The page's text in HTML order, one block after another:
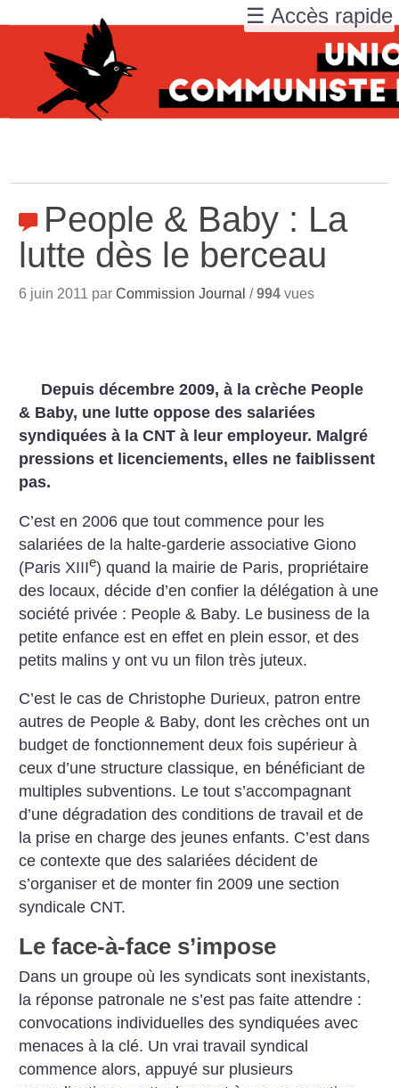
People & Baby : La
lutte dès le berceau
6 juin 2011 parCommission Journal /994 vues
Depuis décembre 2009, à la crèche People
& Baby, une lutte oppose des salariées
syndiquées à la CNT à leur employeur. Malgré
pressions et licenciements, elles ne faiblissent
pas.
C’est en 2006 que tout commence pour les
salariées de la halte-garderie associative Giono
(Paris XIIIe) quand la mairie de Paris, propriétaire
des locaux, décide d’en confier la délégation à une
société privée : People & Baby. Le business de la
petite enfance est en effet en plein essor, et des
petits malins y ont vu un filon très juteux.
C’est le cas de Christophe Durieux, patron entre
autres de People & Baby, dont les crèches ont un
budget de fonctionnement deux fois supérieur à
ceux d’une structure classique, en bénéficiant de
multiples subventions. Le tout s’accompagnant
d’une dégradation des conditions de travail et de
la prise en charge des jeunes enfants. C’est dans
ce contexte que des salariées décident de
s’organiser et de monter fin 2009 une section
syndicale CNT.
Le face-à-face s’impose
Dans un groupe où les syndicats sont inexistants,
la réponse patronale ne s’est pas faite attendre :
convocations individuelles des syndiquées avec
menaces à la clé. Un vrai travail syndical
commence alors, appuyé sur plusieurs
☰ Accès rapide